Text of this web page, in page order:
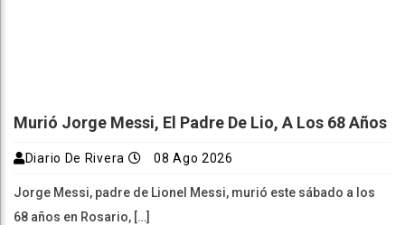
Murió Jorge Messi, El Padre De Lio, A Los 68 Años
Diario De Rivera 08 Ago 2026
Jorge Messi, padre de Lionel Messi, murió este sábado a los
68 años en Rosario, […]